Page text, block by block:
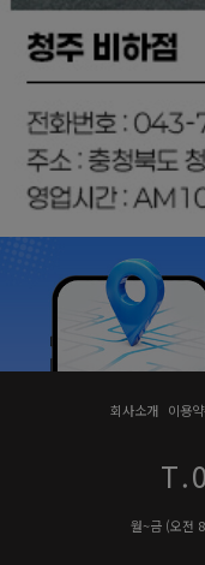
회사소개 이용
월~금 (오전